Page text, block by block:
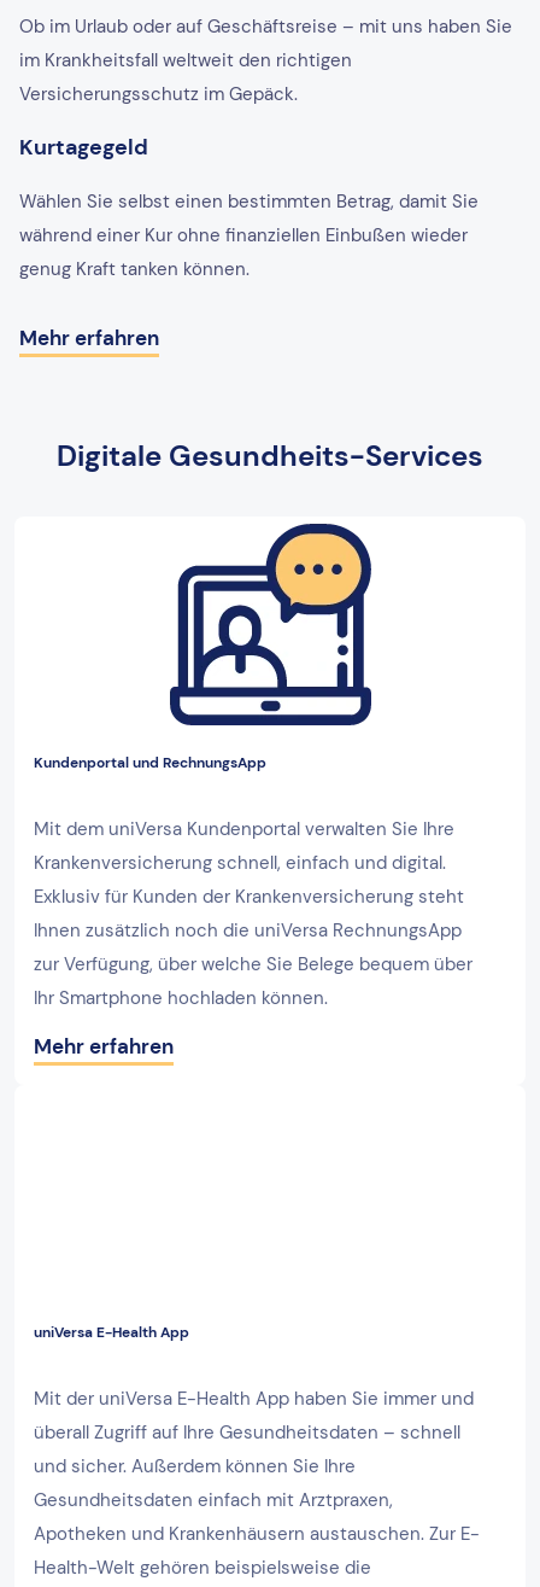
Ob im Urlaub oder auf Geschäftsreise – mit uns haben Sie
im Krankheitsfall weltweit den richtigen
Versicherungsschutz im Gepäck.
Kurtagegeld
Wählen Sie selbst einen bestimmten Betrag, damit Sie
während einer Kur ohne finanziellen Einbußen wieder
genug Kraft tanken können.
Mehr erfahren
Digitale Gesundheits-Services
Kundenportal und RechnungsApp
Mit dem uniVersa Kundenportal verwalten Sie Ihre
Krankenversicherung schnell, einfach und digital.
Exklusiv für Kunden der Krankenversicherung steht
Ihnen zusätzlich noch die uniVersa RechnungsApp
zur Verfügung, über welche Sie Belege bequem über
Ihr Smartphone hochladen können.
Mehr erfahren
uniVersa E-Health App
Mit der uniVersa E-Health App haben Sie immer und
überall Zugriff auf Ihre Gesundheitsdaten – schnell
und sicher. Außerdem können Sie Ihre
Gesundheitsdaten einfach mit Arztpraxen,
Apotheken und Krankenhäusern austauschen. Zur E-
Health-Welt gehören beispielsweise die